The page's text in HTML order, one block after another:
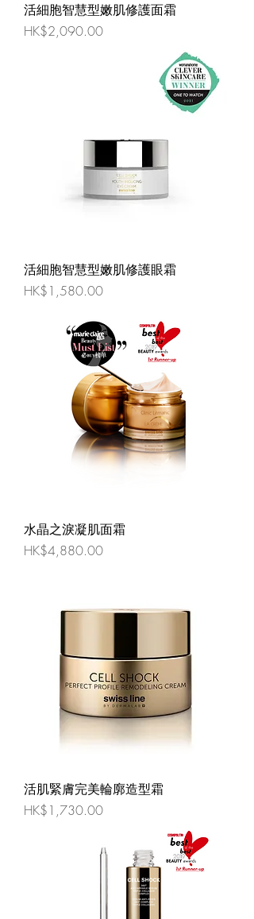
活細胞智慧型嫩肌修護面霜
價格
HK$2,090.00
活細胞智慧型嫩肌修護眼霜
價格
HK$1,580.00
水晶之淚凝肌面霜
價格
HK$4,880.00
活肌緊膚完美輪廓造型霜
價格
HK$1,730.00